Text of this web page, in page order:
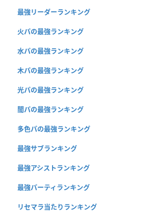
最強リーダーランキング
火パの最強ランキング
水パの最強ランキング
木パの最強ランキング
光パの最強ランキング
闇パの最強ランキング
多色パの最強ランキング
最強サブランキング
最強アシストランキング
最強パーティランキング
リセマラ当たりランキング